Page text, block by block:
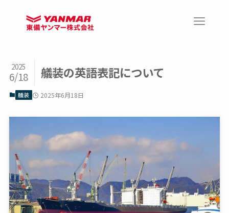
艤装の英語表記について
2025
6/18
艤装 2025年6月18日